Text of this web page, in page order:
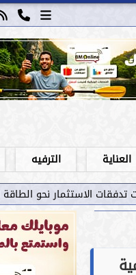
العناية الترفيه
نحو الطاقة السعودية